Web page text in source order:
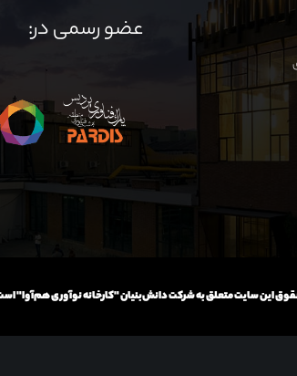
عضو رسمی در:
این سایت متعلق به شرکت دانش‌بنیان "کارخانه نوآوری هم‌آوا"